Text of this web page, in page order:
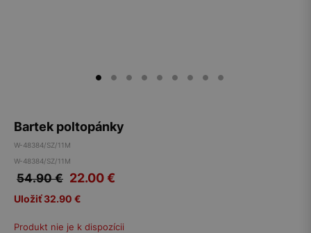
Bartek poltopánky
W-48384/SZ/11M
W-48384/SZ/11M
54.90 € 22.00€
Uložiť 32.90 €
Produkt nie je k dispozícii